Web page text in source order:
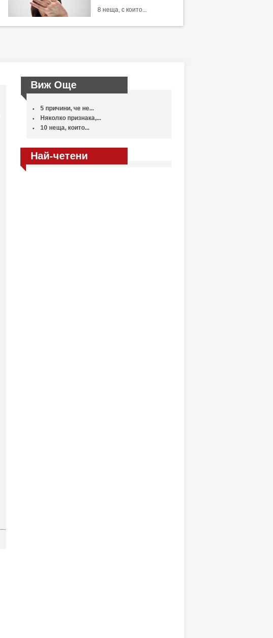
8 неща, с които...
Виж Още
5 причини, че не...
Няколко признака,...
10 неща, които...
Най-четени